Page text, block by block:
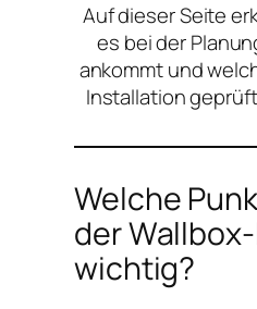
Auf dieser Seite
es bei der
ankommt und
Installation
Welche
der
wichtig?